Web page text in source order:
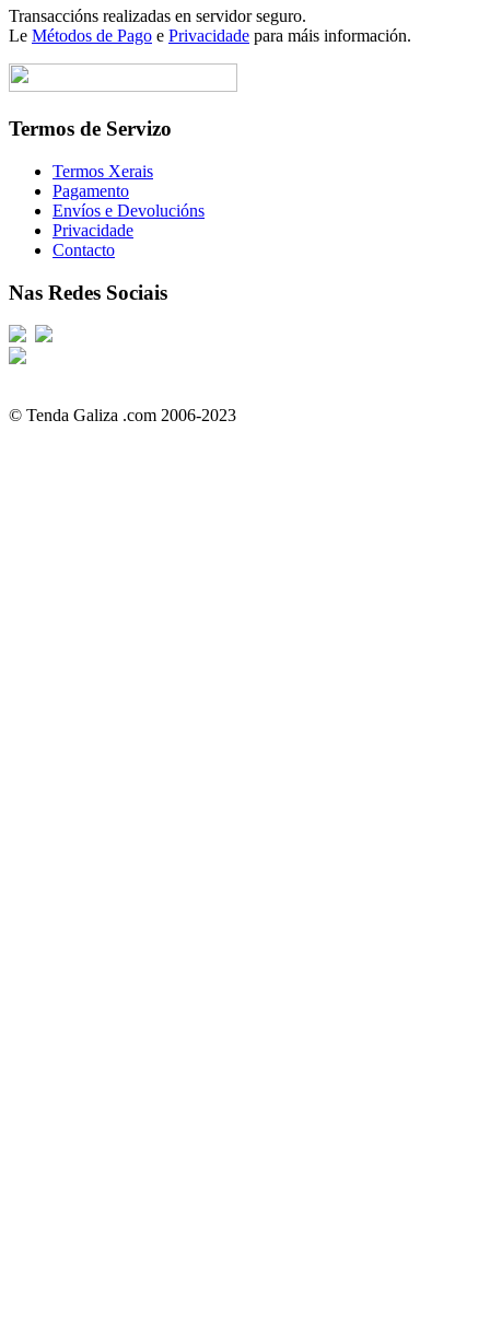
Transaccións realizadas en servidor seguro.
Le Métodos de Pago e Privacidade para máis información.
Termos de Servizo
Termos Xerais
Pagamento
Envíos e Devolucións
Privacidade
Contacto
Nas Redes Sociais
© Tenda Galiza .com 2006-2023